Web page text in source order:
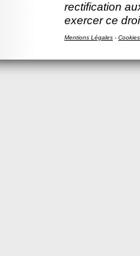
rectification
exercer ce
Mentions Légales - Cookies